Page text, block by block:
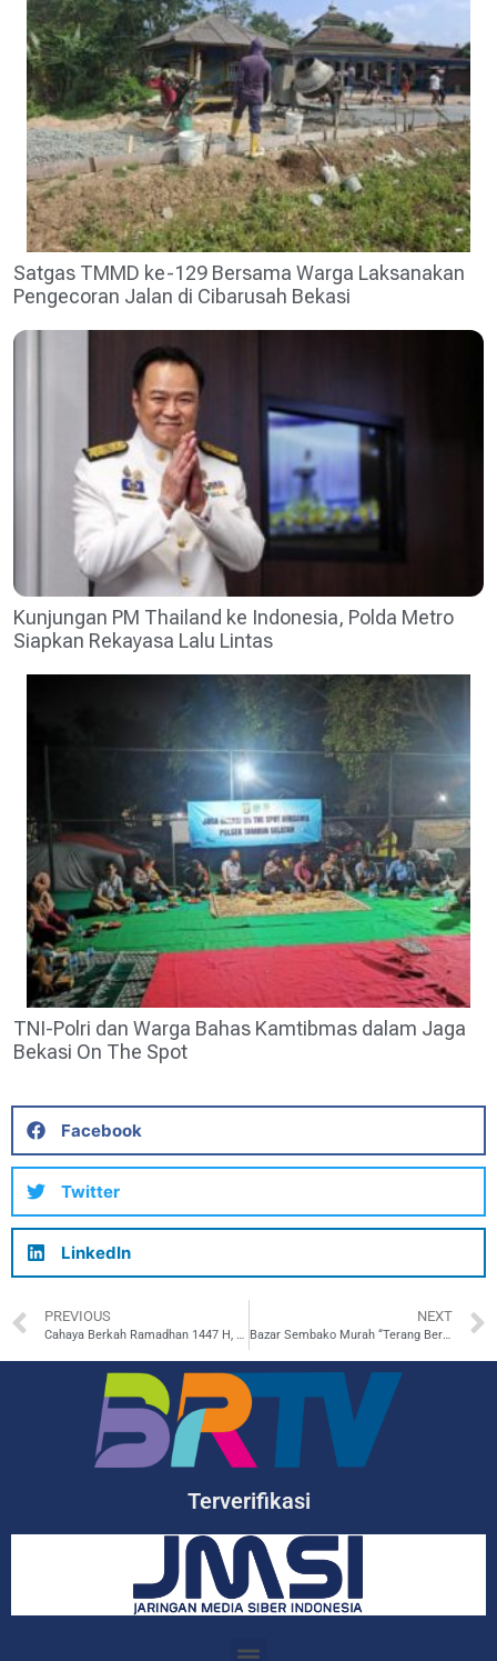
Satgas TMMD ke-129 Bersama Warga Laksanakan
Pengecoran Jalan di Cibarusah Bekasi
Kunjungan PM Thailand ke Indonesia, Polda Metro
Siapkan Rekayasa Lalu Lintas
TNI-Polri dan Warga Bahas Kamtibmas dalam Jaga
Bekasi On The Spot
Facebook
Twitter
LinkedIn
PREVIOUS
Cahaya Berkah Ramadhan 1447 H, YBM PLN UID Jakarta Raya Serahkan 500 Paket Sembako di Masjid Nurul Falah
NEXT
Bazar Sembako Murah “Terang Berkah Ramadan”, PLN UID Jakarta Raya Hadirkan 1.200 Paket untuk Masyarakat
Terverifikasi